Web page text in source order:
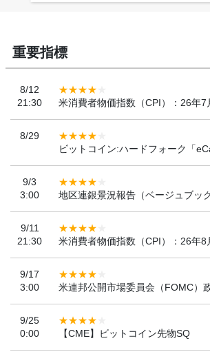
重要指標
8/12
21:30
米消費者物価指数（CPI）：26年7
8/29
ビットコイン:ハードフォーク「
9/3
3:00
地区連銀景況報告（ベージュブック
9/11
21:30
米消費者物価指数（CPI）：26年8
9/17
3:00
米連邦公開市場委員会（FOMC）
9/25
0:00
【CME】ビットコイン先物SQ